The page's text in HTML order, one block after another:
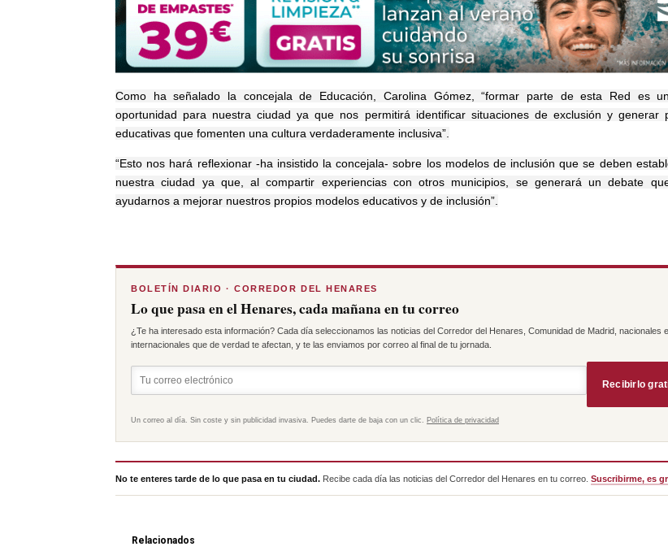
Como ha señalado la concejala de Educación, Carolina Gómez, “formar parte de esta Red es
oportunidad para nuestra ciudad ya que nos permitirá identificar situaciones de exclusión y generar
educativas que fomenten una cultura verdaderamente inclusiva”.
“Esto nos hará reflexionar -ha insistido la concejala- sobre los modelos de inclusión que se deben
nuestra ciudad ya que, al compartir experiencias con otros municipios, se generará un debate
ayudarnos a mejorar nuestros propios modelos educativos y de inclusión”.
BOLETÍN DIARIO · CORREDOR DEL HENARES
Lo que pasa en el Henares, cada mañana en tu correo
¿Te ha interesado esta información? Cada día seleccionamos las noticias del Corredor del Henares, Comunidad de Madrid, nacionales e
internacionales que de verdad te afectan, y te las enviamos por correo al final de tu jornada.
Recibirlo
Un correo al día. Sin coste y sin publicidad invasiva. Puedes darte de baja con un clic. Política de privacidad
No te enteres tarde de lo que pasa en tu ciudad. Recibe cada día las noticias del Corredor del Henares en tu correo. Suscribirme, es
Relacionados